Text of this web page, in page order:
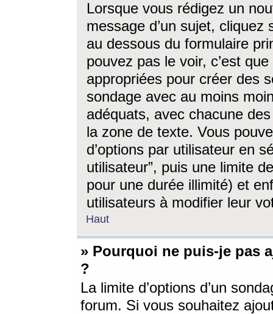
Lorsque vous rédigez un
message d’un sujet, cliquez
au dessous du formulaire
pouvez pas le voir, c’est
appropriées pour créer des
sondage avec au moins
adéquats, avec chacune
la zone de texte. Vous
d’options par utilisateur en
utilisateur”, puis une limite
pour une durée illimité) et
utilisateurs à modifier leur
Haut
» Pourquoi ne puis-je pas
?
La limite d’options d’un
forum. Si vous souhaitez